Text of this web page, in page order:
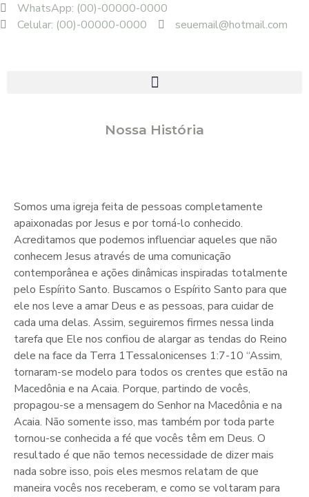
WhatsApp: (00)-00000-0000
Celular: (00)-00000-0000
seuemail@hotmail.com
Nossa História
Somos uma igreja feita de pessoas completamente
apaixonadas por Jesus e por torná-lo conhecido.
Acreditamos que podemos influenciar aqueles que não
conhecem Jesus através de uma comunicação
contemporânea e ações dinâmicas inspiradas totalmente
pelo Espírito Santo. Buscamos o Espírito Santo para que
ele nos leve a amar Deus e as pessoas, para cuidar de
cada uma delas. Assim, seguiremos firmes nessa linda
tarefa que Ele nos confiou de alargar as tendas do Reino
dele na face da Terra 1Tessalonicenses 1:7-10 “Assim,
tornaram-se modelo para todos os crentes que estão na
Macedônia e na Acaia. Porque, partindo de vocês,
propagou-se a mensagem do Senhor na Macedônia e na
Acaia. Não somente isso, mas também por toda parte
tornou-se conhecida a fé que vocês têm em Deus. O
resultado é que não temos necessidade de dizer mais
nada sobre isso, pois eles mesmos relatam de que
maneira vocês nos receberam, e como se voltaram para